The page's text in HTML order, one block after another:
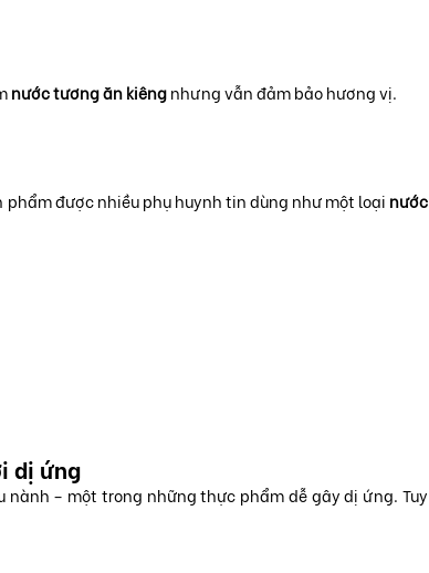
nước tương ăn kiêngnhưng vẫn đảm bảo hương vị.
được nhiều phụ huynh tin dùng như một loại nước
dị ứng
– một trong những thực phẩm dễ gây dị ứng. Tuy